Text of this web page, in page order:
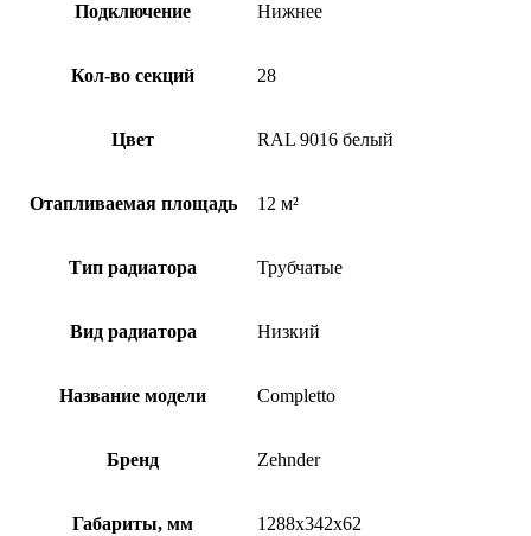
Подключение Нижнее
Кол-во секций 28
Цвет RAL 9016 белый
Отапливаемая площадь 12 м²
Тип радиатора Трубчатые
Вид радиатора Низкий
Название модели Completto
Бренд Zehnder
Габариты, мм 1288x342x62